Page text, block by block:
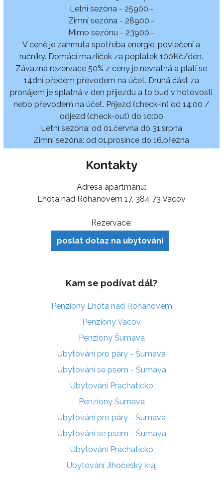
Letní sezóna - 25900.-
Zimní sezóna - 28900.-
Mimo sezónu - 23900.-
V ceně je zahrnuta spotřeba energie, povlečení a
ručníky. Domácí mazlíček za poplatek 100Kč/den.
Závazná rezervace 50% z ceny je nevratná a platí se
14dní předem převodem na účet. Druhá část za
pronájem je splatná v den příjezdu a to buď v hotovosti
nebo převodem na účet. Příjezd (check-in) od 14:00 /
odjezd (check-out) do 10:00
Letní sezóna: od 01.června do 31.srpna
Zimní sezóna: od 01.prosince do 16.března
Kontakty
Adresa apartmánu:
Lhota nad Rohanovem 17, 384 73 Vacov
Rezervace:
poslat dotaz na ubytování
Kam se podívat dál?
Penziony Lhota nad Rohanovem
Penziony Vacov
Penziony Šumava
Ubytování pro páry - Šumava
Ubytování se psem - Šumava
Ubytování Prachaticko
Penziony Šumava
Ubytování pro páry - Šumava
Ubytování se psem - Šumava
Ubytování Prachaticko
Ubytování Jihočeský kraj